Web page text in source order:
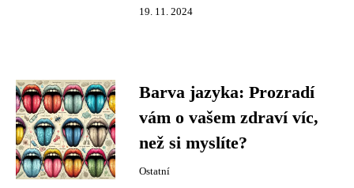
19. 11. 2024
Barva jazyka: Prozradí
vám o vašem zdraví víc,
než si myslíte?
Ostatní